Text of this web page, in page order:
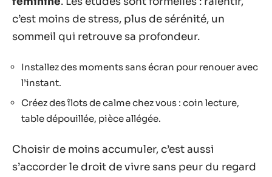
c’est moins de stress, plus de sérénité, un
sommeil qui retrouve sa profondeur.
Installez des moments sans écran pour renouer avec
l’instant.
Créez des îlots de calme chez vous : coin lecture,
table dépouillée, pièce allégée.
Choisir de moins accumuler, c’est aussi
s’accorder le droit de vivre sans peur du regard